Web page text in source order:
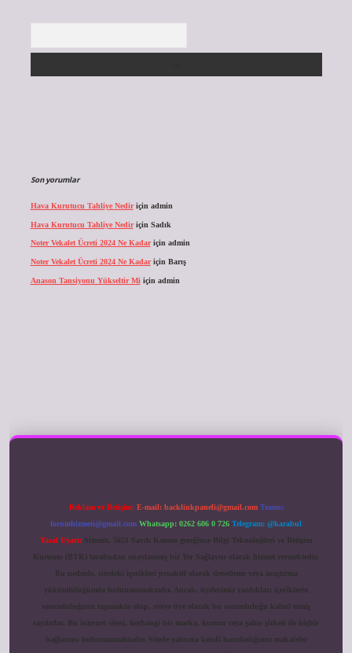
Son yorumlar
Hava Kurutucu Tahliye Nediriçin admin
Hava Kurutucu Tahliye Nediriçin Sadık
Noter Vekalet Ücreti 2024 Ne Kadariçin admin
Noter Vekalet Ücreti 2024 Ne Kadariçin Barış
Anason Tansiyonu Yükseltir Mi için admin
Reklam ve İletişim: E-mail: backlinkpaneli@gmail.com Teams:
forumhizmeti@gmail.com Whatsapp: 0262 606 0 726 Telegram: @karabul
Yasal Uyarı: Sitemiz, 5651 Sayılı Kanun gereğince Bilgi Teknolojileri ve İletişim
Kurumu (BTK) tarafından onaylanmış bir Yer Sağlayıcı olarak hizmet vermektedir.
Bu nedenle, sitedeki içerikleri proaktif olarak denetleme veya araştırma
yükümlülüğümüz bulunmamaktadır. Ancak, üyelerimiz yazdıkları içeriklerin
sorumluluğunu taşımakta olup, siteye üye olarak bu sorumluluğu kabul etmiş
sayılırlar. Bu internet sitesi, herhangi bir marka, kurum veya şahıs şirketi ile hiçbir
bağlantısı bulunmamaktadır. Sitede yalnızca kendi hazırladığımız makaleler